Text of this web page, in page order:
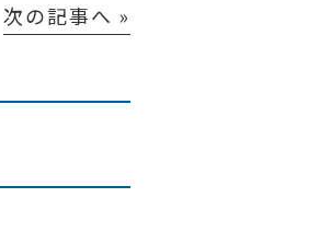
次の記事へ »